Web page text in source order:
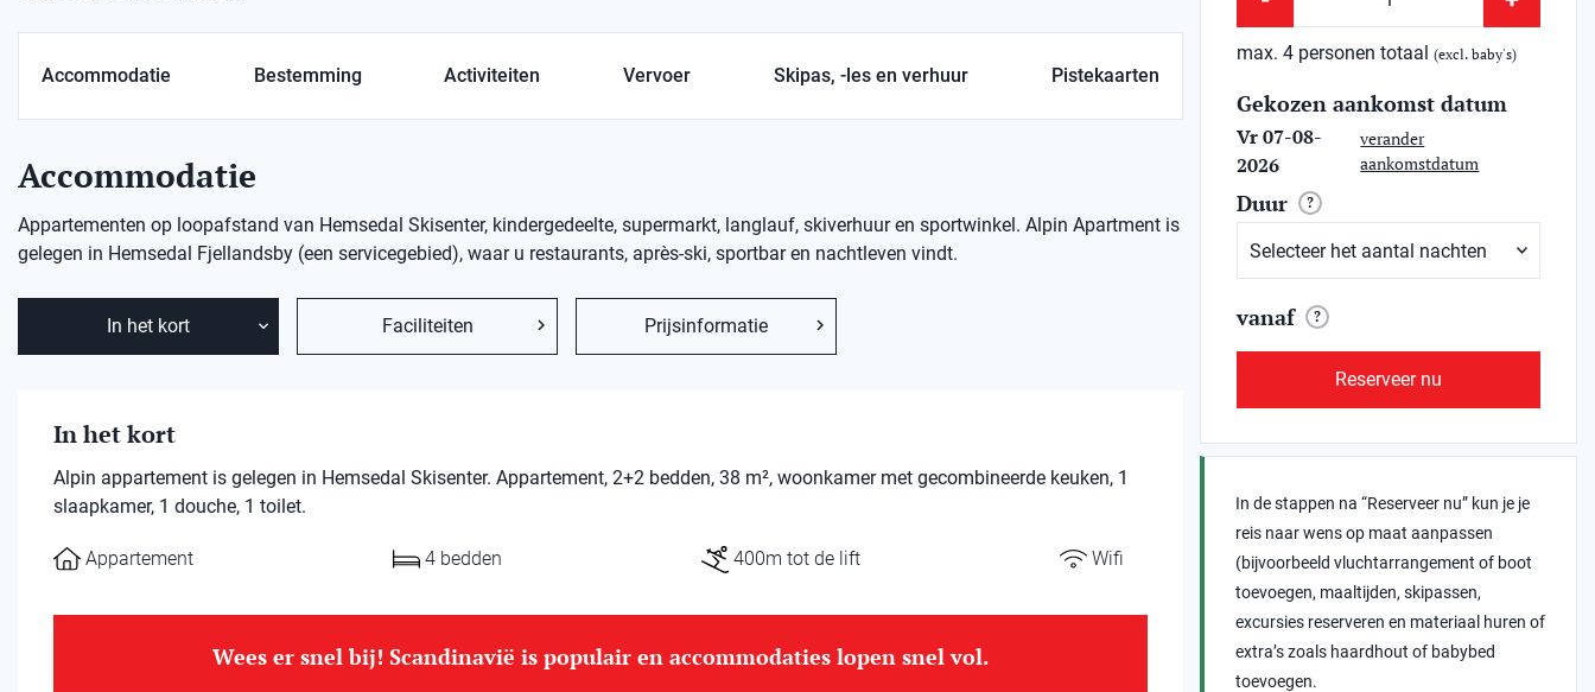
Accommodatie Bestemming Activiteiten Vervoer Skipas, -les en verhuur Pistekaarten
Accommodatie
Appartementen op loopafstand van Hemsedal Skisenter, kindergedeelte, supermarkt, langlauf, skiverhuur en sportwinkel. Alpin Apartment is
gelegen in Hemsedal Fjellandsby (een servicegebied), waar u restaurants, après-ski, sportbar en nachtleven vindt.
In het kort Faciliteiten Prijsinformatie
In het kort
Alpin appartement is gelegen in Hemsedal Skisenter. Appartement, 2+2 bedden, 38 m², woonkamer met gecombineerde keuken, 1
slaapkamer, 1 douche, 1 toilet.
Appartement 4 bedden 400m tot de lift Wifi
Wees er snel bij! Scandinavië is populair en accommodaties lopen snel vol.
max. 4 personen totaal(excl. baby's)
Gekozen aankomst datum
Vr 07-08-
2026
verander
aankomstdatum
Duur ?
vanaf ?
Reserveer nu
In de stappen na “Reserveer nu” kun je je
reis naar wens op maat aanpassen
(bijvoorbeeld vluchtarrangement of boot
toevoegen, maaltijden, skipassen,
excursies reserveren en materiaal huren of
extra’s zoals haardhout of babybed
toevoegen.